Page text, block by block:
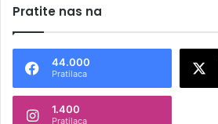
t
n
Pratite nas na
44.000
Pratilaca
1.400
Pratilaca